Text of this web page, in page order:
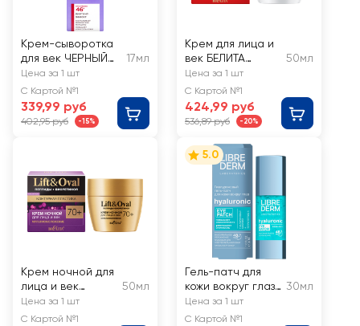
Крем-сыворотка
для век ЧЕРНЫЙ
ЖЕМЧУГ
Программа от 46
лет
17мл
Цена за 1 шт
С Картой №1
339,99 руб
402,95 руб -15%
Крем для лица и
век БЕЛИТА
Lift&oval
Коррекция
морщин
Биокальций+биор
етинол 60+
50мл
Цена за 1 шт
С Картой №1
424,99 руб
536,89 руб -20%
Крем ночной для
лица и век
БЕЛИТА Lift&oval
Мультиомоложени
50мл
Цена за 1 шт
С Картой №1
5.0
Гель-патч для
кожи вокруг глаз
LIBREDERM
Максимальное
30мл
Цена за 1 шт
С Картой №1